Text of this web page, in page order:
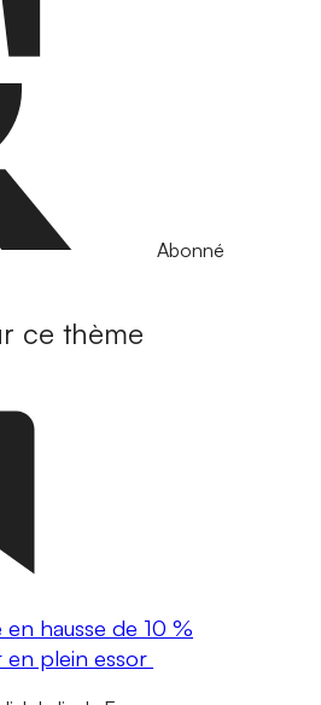
Abonné
ce thème
hausse de 10 %
en plein essor